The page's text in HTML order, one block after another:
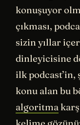
konuşuyor
çıkması,
sizin yıllar
dinleyicisine
ilk podcast’in,
konu alan bu
algoritma